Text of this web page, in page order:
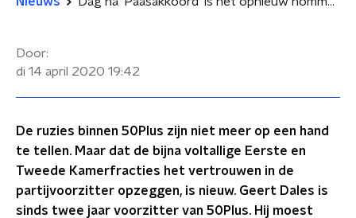
Door:
di 14 april 2020 19:42
De ruzies binnen 50Plus zijn niet meer op een hand
te tellen. Maar dat de bijna voltallige Eerste en
Tweede Kamerfracties het vertrouwen in de
partijvoorzitter opzeggen, is nieuw. Geert Dales is
sinds twee jaar voorzitter van 50Plus. Hij moest